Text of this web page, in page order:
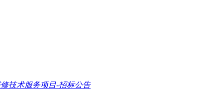
技术服务项目-招标公告